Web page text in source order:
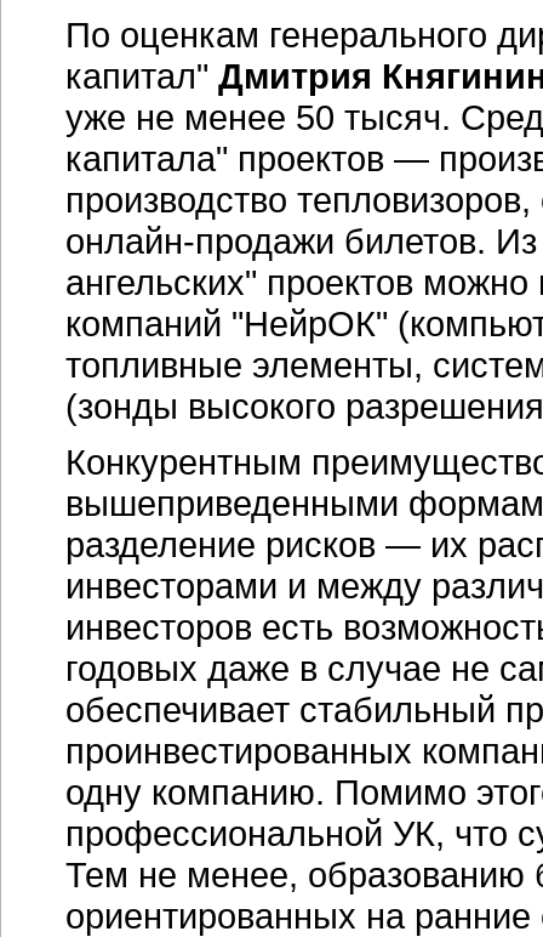
По оценкам генерального
капитал" Дмитрия
уже не менее 50 тысяч.
капитала" проектов —
производство
онлайн-продажи билетов.
ангельских" проектов
компаний "НейрОК"
топливные элементы,
(зонды высокого
Конкурентным
вышеприведенными
разделение рисков — их
инвесторами и между
инвесторов есть
годовых даже в случае не
обеспечивает стабильный
проинвестированных
одну компанию. Помимо
профессиональной УК, что
Тем не менее, образованию
ориентированных на